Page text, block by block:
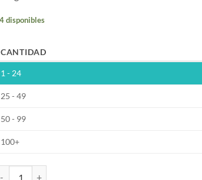
disponibles
CANTIDAD
1 - 24
25 - 49
50 - 99
100+